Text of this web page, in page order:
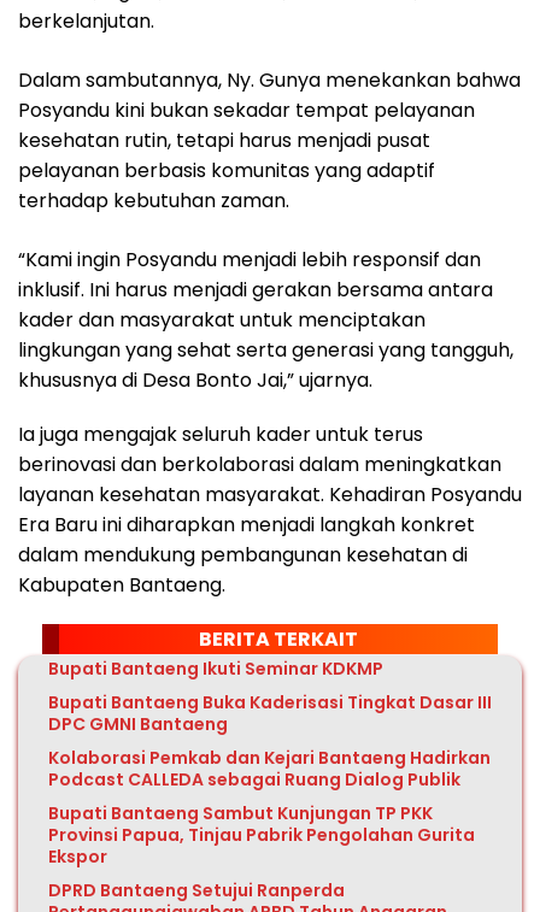
berkelanjutan.
Dalam sambutannya, Ny. Gunya menekankan bahwa
Posyandu kini bukan sekadar tempat pelayanan
kesehatan rutin, tetapi harus menjadi pusat
pelayanan berbasis komunitas yang adaptif
terhadap kebutuhan zaman.
“Kami ingin Posyandu menjadi lebih responsif dan
inklusif. Ini harus menjadi gerakan bersama antara
kader dan masyarakat untuk menciptakan
lingkungan yang sehat serta generasi yang tangguh,
khususnya di Desa Bonto Jai,” ujarnya.
Ia juga mengajak seluruh kader untuk terus
berinovasi dan berkolaborasi dalam meningkatkan
layanan kesehatan masyarakat. Kehadiran Posyandu
Era Baru ini diharapkan menjadi langkah konkret
dalam mendukung pembangunan kesehatan di
Kabupaten Bantaeng.
BERITA TERKAIT
Bupati Bantaeng Ikuti Seminar KDKMP
Bupati Bantaeng Buka Kaderisasi Tingkat Dasar III
DPC GMNI Bantaeng
Kolaborasi Pemkab dan Kejari Bantaeng Hadirkan
Podcast CALLEDA sebagai Ruang Dialog Publik
Bupati Bantaeng Sambut Kunjungan TP PKK
Provinsi Papua, Tinjau Pabrik Pengolahan Gurita
Ekspor
DPRD Bantaeng Setujui Ranperda